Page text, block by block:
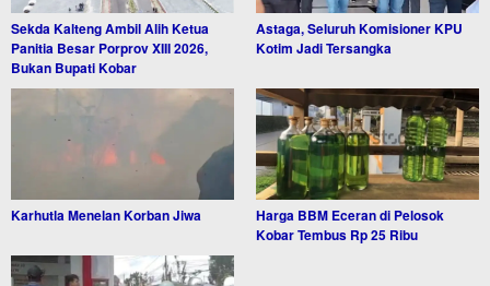
Sekda Kalteng Ambil Alih Ketua
Panitia Besar Porprov XIII 2026,
Bukan Bupati Kobar
Astaga, Seluruh Komisioner KPU
Kotim Jadi Tersangka
Karhutla Menelan Korban Jiwa
Harga BBM Eceran di Pelosok
Kobar Tembus Rp 25 Ribu